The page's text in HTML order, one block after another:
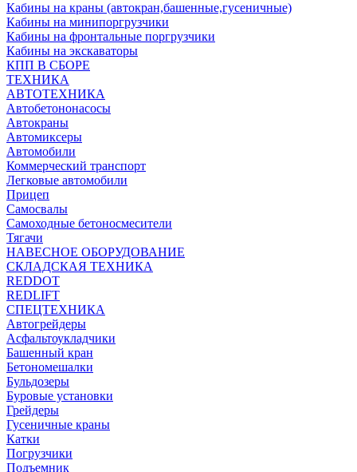
Кабины на краны (автокран,башенные,гусеничные)
Кабины на минипоргрузчики
Кабины на фронтальные поргрузчики
Кабины на экскаваторы
КПП В СБОРЕ
ТЕХНИКА
АВТОТЕХНИКА
Автобетононасосы
Автокраны
Автомиксеры
Автомобили
Коммерческий транспорт
Легковые автомобили
Прицеп
Самосвалы
Самоходные бетоносмесители
Тягачи
НАВЕСНОЕ ОБОРУДОВАНИЕ
СКЛАДСКАЯ ТЕХНИКА
REDDOT
REDLIFT
СПЕЦТЕХНИКА
Автогрейдеры
Асфальтоукладчики
Башенный кран
Бетономешалки
Бульдозеры
Буровые установки
Грейдеры
Гусеничные краны
Катки
Погрузчики
Подъемник